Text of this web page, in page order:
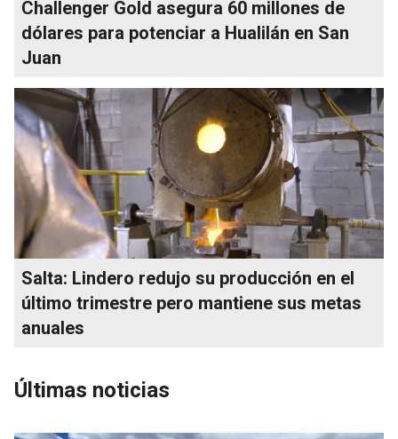
Challenger Gold asegura 60 millones de
dólares para potenciar a Hualilán en San
Juan
Salta: Lindero redujo su producción en el
último trimestre pero mantiene sus metas
anuales
Últimas noticias